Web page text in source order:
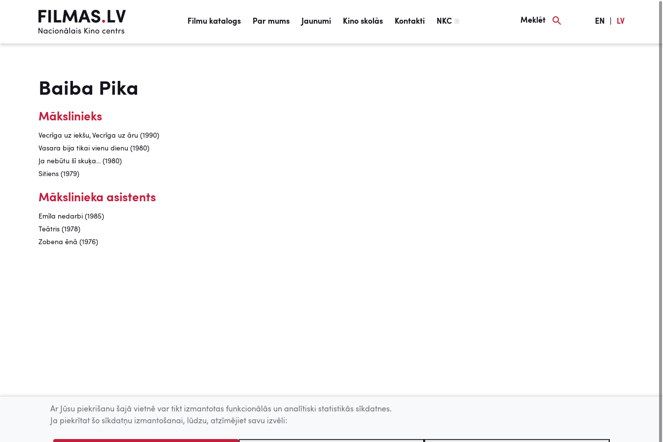
Filmu katalogs Par mums Jaunumi Kino skolās Kontakti NKC Meklēt EN LV
Baiba Pika
Mākslinieks
Vecrīga uz iekšu, Vecrīga uz āru (1990)
Vasara bija tikai vienu dienu (1980)
Ja nebūtu šī skuķa... (1980)
Sitiens (1979)
Mākslinieka asistents
Emīla nedarbi (1985)
Teātris (1978)
Zobena ēnā (1976)
Ar Jūsu piekrišanu šajā vietnē var tikt izmantotas funkcionālās un analītiski statistikās sīkdatnes.
Ja piekrītat šo sīkdatņu izmantošanai, lūdzu, atzīmējiet savu izvēli: